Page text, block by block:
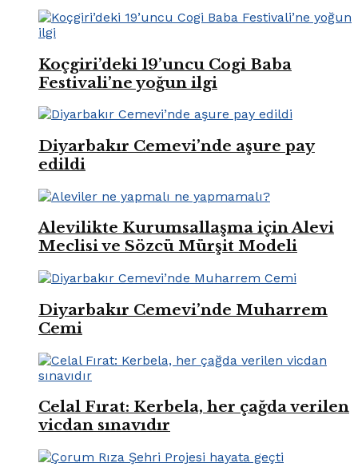
Koçgiri’deki 19’uncu Cogi Baba
Festivali’ne yoğun ilgi
Diyarbakır Cemevi’nde aşure pay
edildi
Alevilikte Kurumsallaşma için Alevi
Meclisi ve Sözcü Mürşit Modeli
Diyarbakır Cemevi’nde Muharrem
Cemi
Celal Fırat: Kerbela, her çağda verilen
vicdan sınavıdır